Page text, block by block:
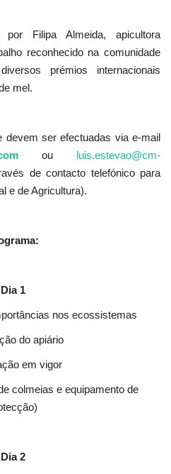
Filipa Almeida, apicultora
reconhecido na comunidade
prémios internacionais
mel.
devem ser efectuadas via e-mail
ou luis.estevao@cm-
de contacto telefónico para
e de Agricultura).
Dia 1
nos ecossistemas
do apiário
em vigor
colmeias e equipamento de
Dia 2